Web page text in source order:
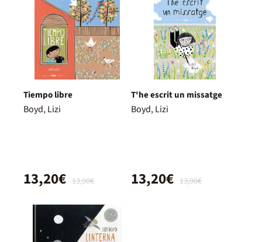
Tiempo libre
Boyd, Lizi
13,90€
13,20€
T'he escrit un missatge
Boyd, Lizi
13,90€
13,20€